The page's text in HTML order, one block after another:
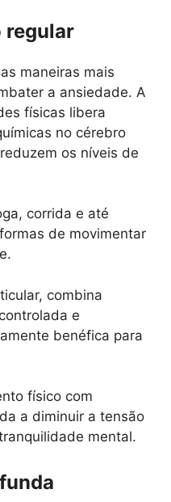
regular
maneiras mais
a ansiedade. A
físicas libera
no cérebro
os níveis de
corrida e até
de movimentar
combina
e
benéfica para
físico com
a diminuir a tensão
mental.